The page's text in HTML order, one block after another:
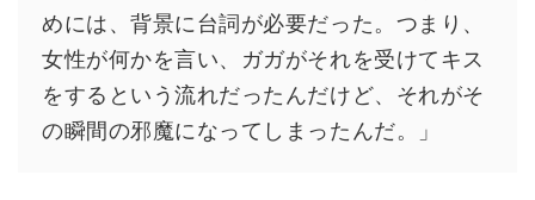
めには、背景に台詞が必要だった。つまり、
女性が何かを言い、ガガがそれを受けてキス
をするという流れだったんだけど、それがそ
の瞬間の邪魔になってしまったんだ。」